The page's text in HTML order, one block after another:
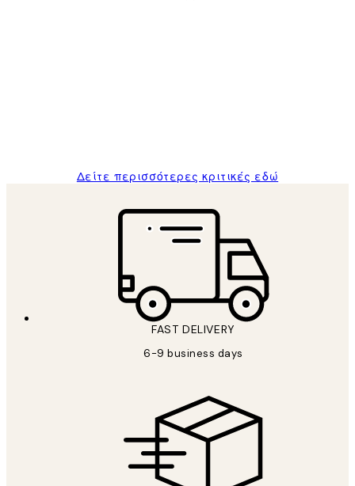
Δείτε περισσότερες κριτικές εδώ
FAST DELIVERY
6-9 business days